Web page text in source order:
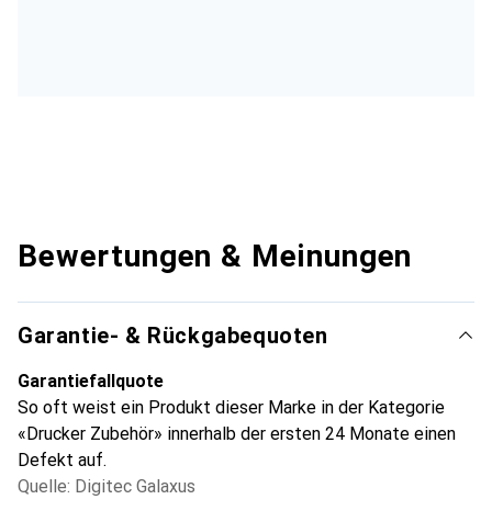
Bewertungen & Meinungen
Garantie- & Rückgabequoten
Garantiefallquote
So oft weist ein Produkt dieser Marke in der Kategorie
«Drucker Zubehör» innerhalb der ersten 24 Monate einen
Defekt auf.
Quelle: Digitec Galaxus